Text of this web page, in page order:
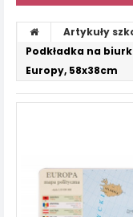
Artykuły
Podkładka na
Europy, 58x38cm